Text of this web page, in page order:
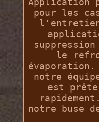
pour les
le
évaporation.
notre
est
notre buse